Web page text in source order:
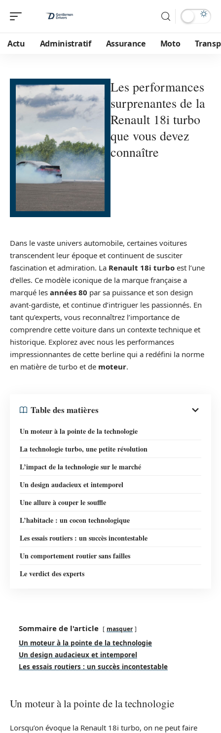
Actu Administratif Assurance Moto
Les performances
surprenantes de la
Renault 18i turbo
que vous devez
connaître
Dans le vaste univers automobile, certaines voitures
transcendent leur époque et continuent de susciter
fascination et admiration. La Renault 18i turbo est l’une
d’elles. Ce modèle iconique de la marque française a
marqué les années 80 par sa puissance et son design
avant-gardiste, et continue d’intriguer les passionnés. En
tant qu’experts, vous reconnaîtrez l’importance de
comprendre cette voiture dans un contexte technique et
historique. Explorez avec nous les performances
impressionnantes de cette berline qui a redéfini la norme
en matière de turbo et de moteur.
Table des matières
Un moteur à la pointe de la technologie
La technologie turbo, une petite révolution
L’impact de la technologie sur le marché
Un design audacieux et intemporel
Une allure à couper le souffle
L’habitacle : un cocon technologique
Les essais routiers : un succès incontestable
Un comportement routier sans failles
Le verdict des experts
Sommaire de l'article masquer
Un moteur à la pointe de la technologie
Un design audacieux et intemporel
Les essais routiers : un succès incontestable
Un moteur à la pointe de la technologie
Lorsqu’on évoque la Renault 18i turbo, on ne peut faire